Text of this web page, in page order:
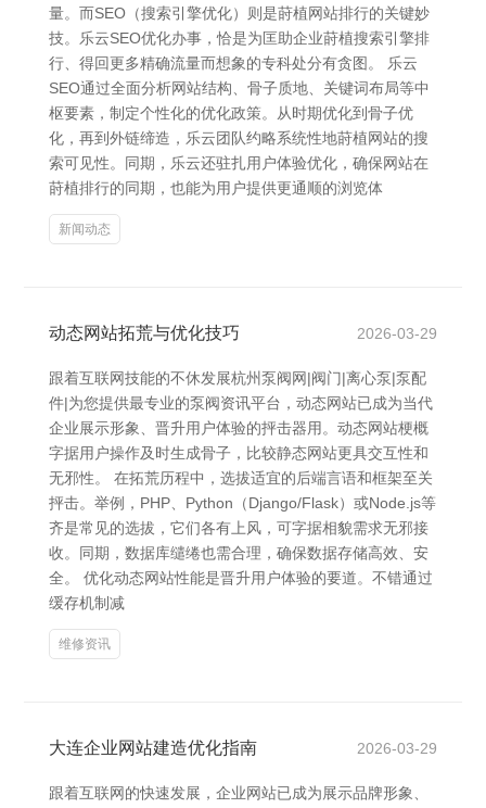
量。而SEO（搜索引擎优化）则是莳植网站排行的关键妙
技。乐云SEO优化办事，恰是为匡助企业莳植搜索引擎排
行、得回更多精确流量而想象的专科处分有贪图。 乐云
SEO通过全面分析网站结构、骨子质地、关键词布局等中
枢要素，制定个性化的优化政策。从时期优化到骨子优
化，再到外链缔造，乐云团队约略系统性地莳植网站的搜
索可见性。同期，乐云还驻扎用户体验优化，确保网站在
莳植排行的同期，也能为用户提供更通顺的浏览体
新闻动态
动态网站拓荒与优化技巧 2026-03-29
跟着互联网技能的不休发展杭州泵阀网|阀门|离心泵|泵配
件|为您提供最专业的泵阀资讯平台，动态网站已成为当代
企业展示形象、晋升用户体验的抨击器用。动态网站梗概
字据用户操作及时生成骨子，比较静态网站更具交互性和
无邪性。 在拓荒历程中，选拔适宜的后端言语和框架至关
抨击。举例，PHP、Python（Django/Flask）或Node.js等
齐是常见的选拔，它们各有上风，可字据相貌需求无邪接
收。同期，数据库缱绻也需合理，确保数据存储高效、安
全。 优化动态网站性能是晋升用户体验的要道。不错通过
缓存机制减
维修资讯
大连企业网站建造优化指南 2026-03-29
跟着互联网的快速发展，企业网站已成为展示品牌形象、